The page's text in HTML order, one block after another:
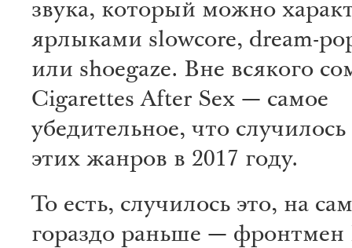
звука, который можно
ярлыками slowcore, dream-
или shoegaze. Вне всякого
Cigarettes After Sex — самое
убедительное, что
этих жанров в 2017 году.
То есть, случилось это, на
гораздо раньше — фронтмен